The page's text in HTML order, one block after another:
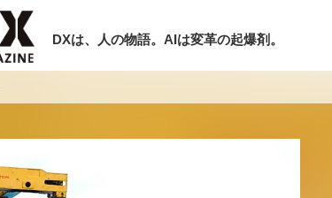
DXは、人の物語。AIは変革の起爆剤。